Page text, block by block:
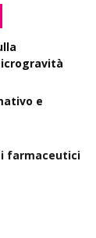
e
farmaceutici